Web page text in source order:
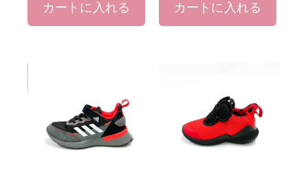
カートに入れる カートに入れる